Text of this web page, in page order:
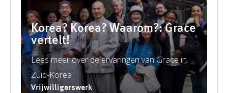
Korea? Korea? Waarom?: Grace
vertelt!
Lees meer over de ervaringen van Grace in
Zuid-Korea
Vrijwilligerswerk